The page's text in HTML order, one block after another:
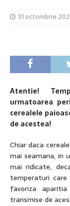
31 octombrie
Atentie!
urmatoarea
cerealele
de acestea!
Chiar daca
mai seamana, in
mai ridicate,
temperaturi
favoriza
transmise de